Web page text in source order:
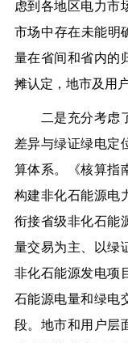
虑到各地区电力市
市场中存在未能明
量在省间和省内的
摊认定，地市及用
二是充分考虑了
差异与绿证绿电定
算体系。
《核算
构建非化石能源电
衔接省级非化石能
量交易为主、以绿
非化石能源发电项
石能源电量和绿电
段。地市和用户层